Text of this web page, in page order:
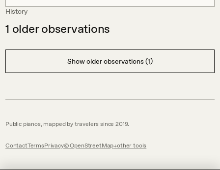
History
1 older observations
Show older observations (1)
Public pianos, mapped by travelers since 2019.
ContactTermsPrivacy© OpenStreetMap other tools